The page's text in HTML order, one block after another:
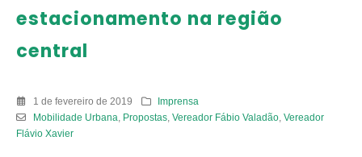
estacionamento na região
central
1 de fevereiro de 2019
Imprensa
Mobilidade Urbana
Propostas, Vereador Fábio Valadão, Vereador
Flávio Xavier